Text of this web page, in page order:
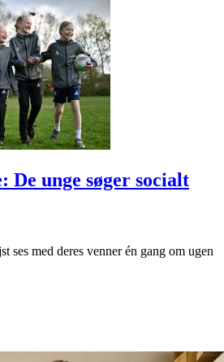
De unge søger socialt
ses med deres venner én gang om ugen